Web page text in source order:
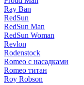
Ray Ban
RedSun
RedSun Man
RedSun Woman
Revlon
Rodenstock
Romeo с насадками
Romeo титан
Roy Robson